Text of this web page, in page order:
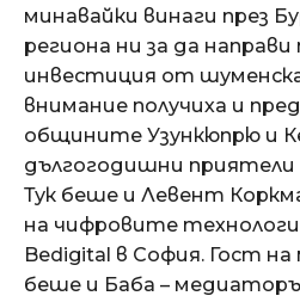
минавайки винаги през
региона ни за да направи
инвестиция от
внимание получиха и
общините Узункюпрю и
дългогодишни приятели
Тук беше и Левент
на чифровите
Bedigital в София. Гост
беше и Баба –